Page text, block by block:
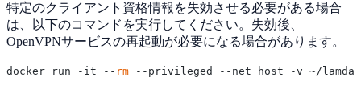
特定のクライアント資格情報を失効させる必要がある場合
は、以下のコマンドを実行してください。失効後、
OpenVPNサービスの再起動が必要になる場合があります。
docker run -it -- rm